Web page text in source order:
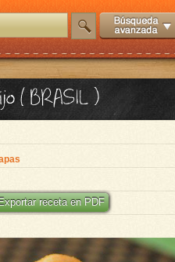
( BRASIL )
Exportar receta en PDF